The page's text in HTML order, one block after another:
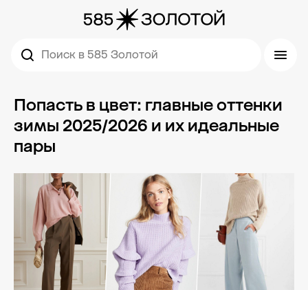
Поиск в 585 Золотой
Попасть в цвет: главные оттенки
зимы 2025/2026 и их идеальные
пары